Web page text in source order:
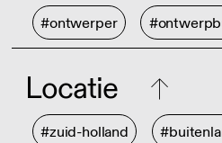
#ontwerper
Locatie
#zuid-holland